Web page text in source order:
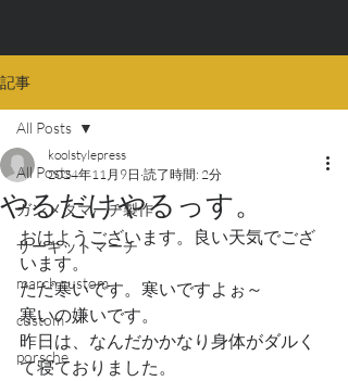
記事
All Posts
ガンメタマーチ製作
サーキットマーチ
march custom
custom
porsche
All Posts
やるだけやるっす。
koolstylepress
2024年11月9日 読了時間: 2分
おはようございます。良い天気でござ
います。
ただ寒いです。寒いですよぉ～
寒いの嫌いです。
昨日は、なんだかかなり身体がダルく
て寝ておりました。